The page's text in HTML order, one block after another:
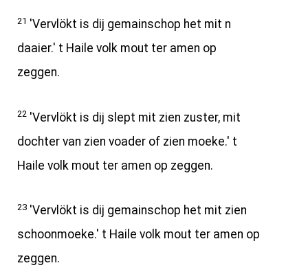
21 'Vervlökt is dij gemainschop het mit n
daaier.' t Haile volk mout ter amen op
zeggen.
22 'Vervlökt is dij slept mit zien zuster, mit
dochter van zien voader of zien moeke.' t
Haile volk mout ter amen op zeggen.
23 'Vervlökt is dij gemainschop het mit zien
schoonmoeke.' t Haile volk mout ter amen op
zeggen.